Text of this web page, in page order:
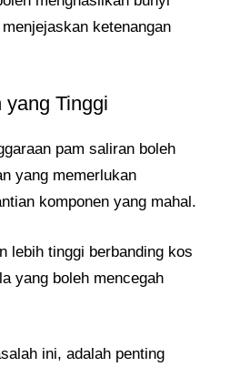
ketenangan
Tinggi
pam saliran boleh
yang memerlukan
komponen yang mahal.
lebih tinggi berbanding kos
yang boleh mencegah
ini, adalah penting